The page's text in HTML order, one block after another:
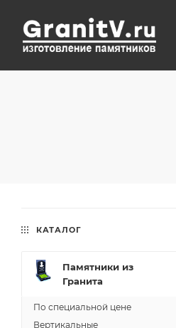
КАТАЛОГ
Памятники из
Гранита
По специальной цене
Вертикальные